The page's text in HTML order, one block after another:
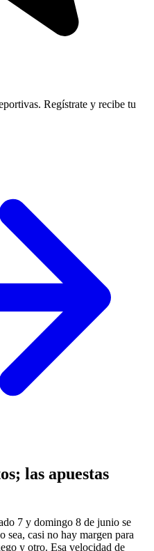
Regístrate y recibe tu
las apuestas
7 y domingo 8 de junio se
sea, casi no hay margen para
y otro. Esa velocidad de